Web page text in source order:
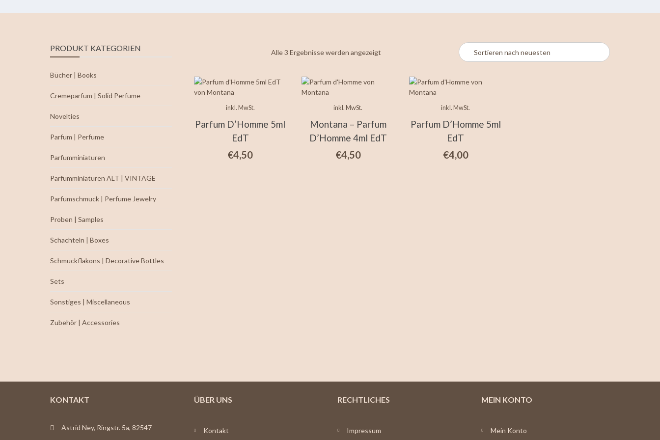
Alle 3 Ergebnisse werden angezeigt
inkl. MwSt.
Parfum D’Homme 5ml
EdT
€4,50
inkl. MwSt.
Montana – Parfum
D’Homme 4ml EdT
€4,50
inkl. MwSt.
Parfum D’Homme 5ml
EdT
€4,00
PRODUKT KATEGORIEN
Bücher | Books
Cremeparfum | Solid Perfume
Novelties
Parfum | Perfume
Parfumminiaturen
Parfumminiaturen ALT | VINTAGE
Parfumschmuck | Perfume Jewelry
Proben | Samples
Schachteln | Boxes
Schmuckflakons | Decorative Bottles
Sets
Sonstiges | Miscellaneous
Zubehör | Accessories
KONTAKT
Astrid Ney, Ringstr. 5a, 82547
ÜBER UNS
Kontakt
RECHTLICHES
Impressum
MEIN KONTO
Mein Konto